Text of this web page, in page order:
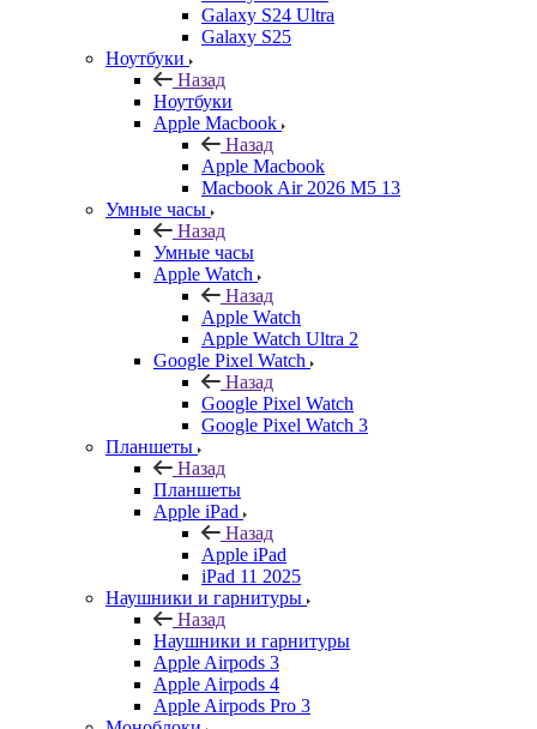
Galaxy S24 Ultra
Galaxy S25
Ноутбуки
Назад
Ноутбуки
Apple Macbook
Назад
Apple Macbook
Macbook Air 2026 M5 13
Умные часы
Назад
Умные часы
Apple Watch
Назад
Apple Watch
Apple Watch Ultra 2
Google Pixel Watch
Назад
Google Pixel Watch
Google Pixel Watch 3
Планшеты
Назад
Планшеты
Apple iPad
Назад
Apple iPad
iPad 11 2025
Наушники и гарнитуры
Назад
Наушники и гарнитуры
Apple Airpods 3
Apple Airpods 4
Apple Airpods Pro 3